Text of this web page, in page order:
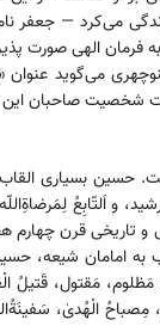
می‌کرد — جعفر
فرمان الهی صورت
می‌گوید عنوان
شخصیت صاحبان
حسین بسیاری
و اَلتّابِعُ
تاریخی قرن چهارم
امامان شیعه،
مَقتول، قَتیلُ
صِدّیق، مِصباحُ الْهُدیٰ،